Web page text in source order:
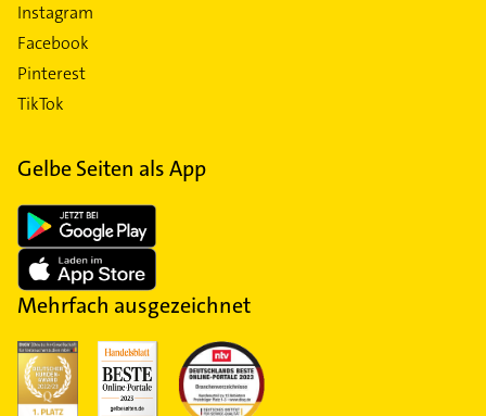
Instagram
Facebook
Pinterest
TikTok
Gelbe Seiten als App
Mehrfach ausgezeichnet